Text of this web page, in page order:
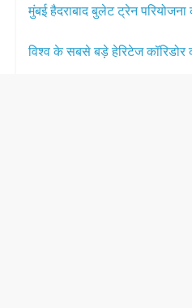
मुंबई हैदराबाद बुलेट ट्रेन परियोजना
विश्व के सबसे बड़े हेरिटेज कॉरिडोर